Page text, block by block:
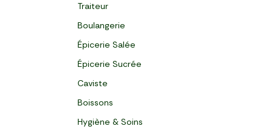
Traiteur
Boulangerie
Épicerie Salée
Épicerie Sucrée
Caviste
Boissons
Hygiène & Soins